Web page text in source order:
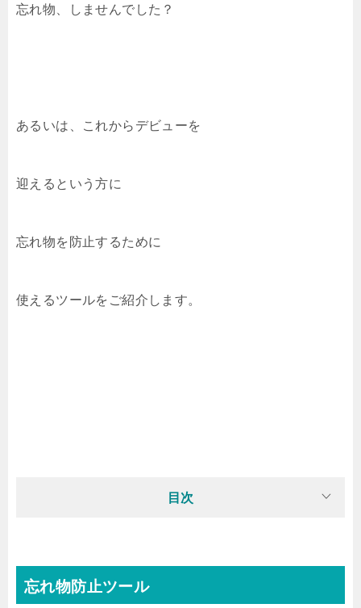
忘れ物、しませんでした？
あるいは、これからデビューを
迎えるという方に
忘れ物を防止するために
使えるツールをご紹介します。
目次
忘れ物防止ツール